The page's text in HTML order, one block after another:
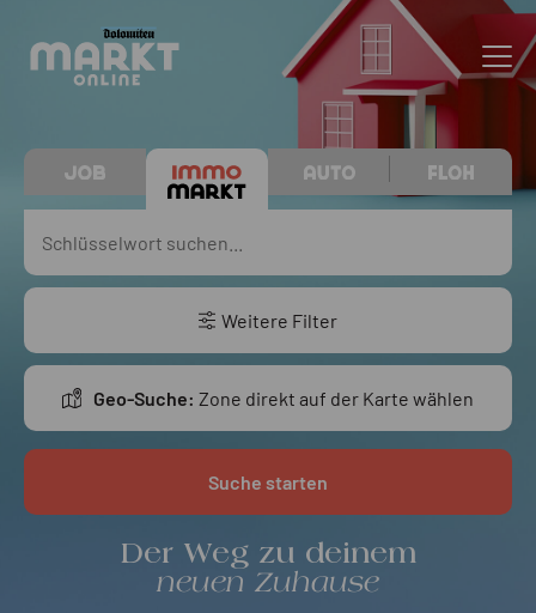
Der Weg zu deinem
neuen Zuhause
Weitere Filter
Geo-Suche: Zone direkt auf der Karte wählen
Suche starten